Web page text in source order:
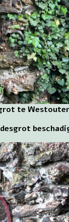
te Westouter